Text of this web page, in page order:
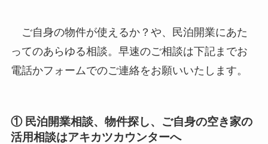
ご自身の物件が使えるか？や、民泊開業にあた
ってのあらゆる相談。早速のご相談は下記までお
電話かフォームでのご連絡をお願いいたします。
① 民泊開業相談、物件探し、ご自身の空き家の
活用相談はアキカツカウンターへ